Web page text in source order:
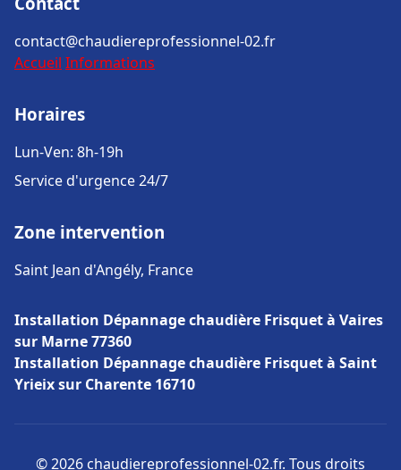
contact@chaudiereprofessionnel-02.fr
Accueil Informations
Horaires
Lun-Ven: 8h-19h
Service d'urgence 24/7
Zone intervention
Saint Jean d'Angély, France
Installation Dépannage chaudière Frisquet à Vaires
sur Marne 77360
Installation Dépannage chaudière Frisquet à Saint
Yrieix sur Charente 16710
© 2026 chaudiereprofessionnel-02.fr. Tous droits